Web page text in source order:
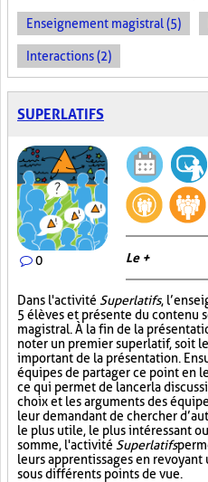
Enseignement magistral (5)
Interactions (2)
SUPERLATIFS
0 Le +
Dans l'activité Superlatifs,
5 élèves et présente du contenu
magistral. À la fin de la
noter un premier superlatif, soit
important de la présentation.
équipes de partager ce point en
ce qui permet de lancer la
choix et les arguments des
leur demandant de chercher
le plus utile, le plus intéressant
somme, l'activité Superlatifs
leurs apprentissages en
sous différents points de vue.